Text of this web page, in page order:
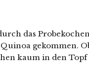
das
gekommen.
kaum in den Topf